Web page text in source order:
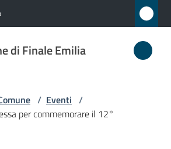
di Finale Emilia
/ Eventi /
per commemorare il 12°